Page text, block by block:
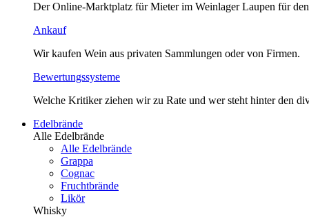
Der Online-Marktplatz für Mieter im Weinlager Laupen für
Ankauf
Wir kaufen Wein aus privaten Sammlungen oder von Firmen.
Bewertungssysteme
Welche Kritiker ziehen wir zu Rate und wer steht hinter den
Edelbrände
Alle Edelbrände
Alle Edelbrände
Grappa
Cognac
Fruchtbrände
Likör
Whisky